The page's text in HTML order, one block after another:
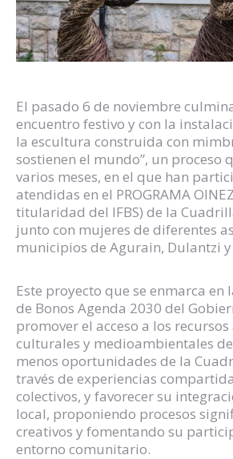
El pasado 6 de noviembre
encuentro festivo y con la
la escultura construida con
sostienen el mundo”, un proceso
varios meses, en el que han
atendidas en el PROGRAMA
titularidad del IFBS) de la
junto con mujeres de diferentes
municipios de Agurain, Dulantzi
Este proyecto que se enmarca en
de Bonos Agenda 2030 del
promover el acceso a los
culturales y medioambientales
menos oportunidades de la
través de experiencias
colectivos, y favorecer su
local, proponiendo procesos
creativos y fomentando su
entorno comunitario.